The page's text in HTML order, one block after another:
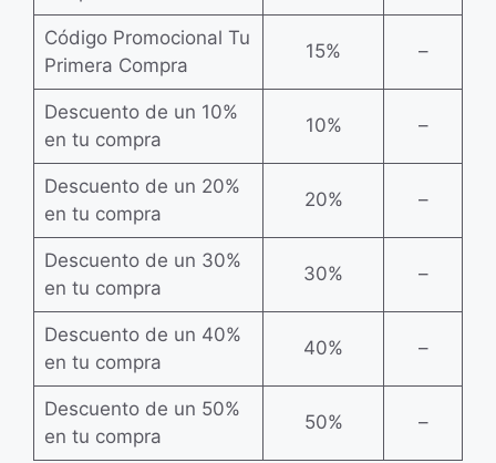
Código Promocional Tu
Primera Compra
15% –
Descuento de un 10%
en tu compra
10% –
Descuento de un 20%
en tu compra
20% –
Descuento de un 30%
en tu compra
30% –
Descuento de un 40%
en tu compra
40% –
Descuento de un 50%
en tu compra
50% –